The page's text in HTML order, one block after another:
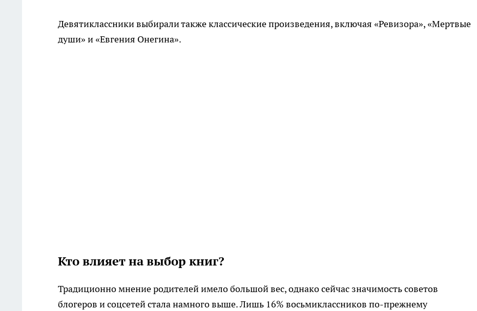
Девятиклассники выбирали также классические произведения, включая «Ревизора», «Мертвые
души» и «Евгения Онегина».
Кто влияет на выбор книг?
Традиционно мнение родителей имело большой вес, однако сейчас значимость советов
блогеров и соцсетей стала намного выше. Лишь 16% восьмиклассников по-прежнему